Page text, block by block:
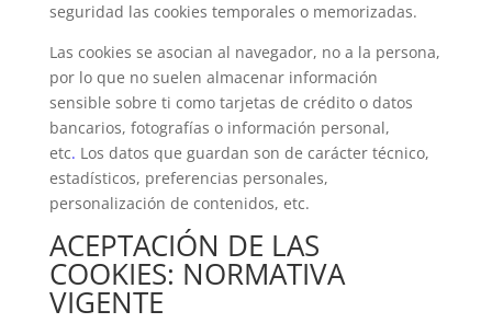
seguridad las cookies temporales o memorizadas.
Las cookies se asocian al navegador, no a la persona,
por lo que no suelen almacenar información
sensible sobre ti como tarjetas de crédito o datos
bancarios, fotografías o información personal,
etc. Los datos que guardan son de carácter técnico,
estadísticos, preferencias personales,
personalización de contenidos, etc.
ACEPTACIÓN DE LAS
COOKIES: NORMATIVA
VIGENTE